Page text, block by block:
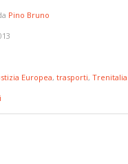
Pino Bruno
Europea, trasporti, Trenitalia